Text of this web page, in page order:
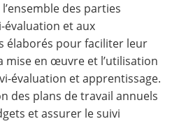
des parties
évaluation et aux
élaborés pour faciliter leur
mise en œuvre et l’utilisation
évaluation et apprentissage.
des plans de travail annuels
et assurer le suivi